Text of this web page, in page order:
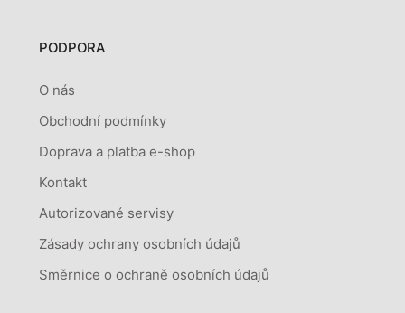
PODPORA
O nás
Obchodní podmínky
Doprava a platba e-shop
Kontakt
Autorizované servisy
Zásady ochrany osobních údajů
Směrnice o ochraně osobních údajů